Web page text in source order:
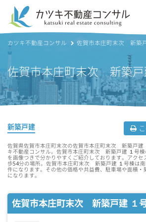
カツキ不動産コンサル 佐賀市本庄町末次 新築
佐賀市本庄町末次 新築戸
新築戸建 こ
佐賀県佐賀市本庄町末次の佐賀市本庄町末次 新築戸建
キ不動産コンサル。佐賀市本庄町末次 新築戸建 １号
を画像つきで分かりやすくご紹介しております。アクセ
歩54分の場所。佐賀市本庄町末次 新築戸建 １号棟は南
件になります。その他の価格や共益費、駐車場や面積・
になります。
佐賀市本庄町末次 新築戸建 １